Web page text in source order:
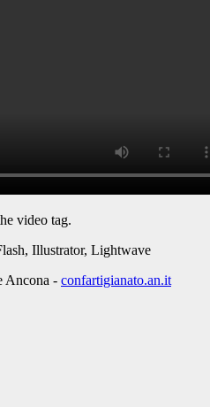
video tag.
Illustrator, Lightwave
Ancona - confartigianato.an.it